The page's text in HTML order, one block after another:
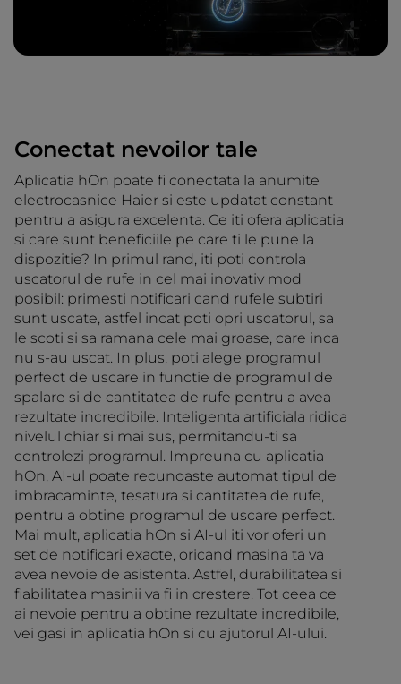
Conectat nevoilor tale
Aplicatia hOn poate fi conectata la anumite
electrocasnice Haier si este updatat constant
pentru a asigura excelenta. Ce iti ofera aplicatia
si care sunt beneficiile pe care ti le pune la
dispozitie? In primul rand, iti poti controla
uscatorul de rufe in cel mai inovativ mod
posibil: primesti notificari cand rufele subtiri
sunt uscate, astfel incat poti opri uscatorul, sa
le scoti si sa ramana cele mai groase, care inca
nu s-au uscat. In plus, poti alege programul
perfect de uscare in functie de programul de
spalare si de cantitatea de rufe pentru a avea
rezultate incredibile. Inteligenta artificiala ridica
nivelul chiar si mai sus, permitandu-ti sa
controlezi programul. Impreuna cu aplicatia
hOn, AI-ul poate recunoaste automat tipul de
imbracaminte, tesatura si cantitatea de rufe,
pentru a obtine programul de uscare perfect.
Mai mult, aplicatia hOn si AI-ul iti vor oferi un
set de notificari exacte, oricand masina ta va
avea nevoie de asistenta. Astfel, durabilitatea si
fiabilitatea masinii va fi in crestere. Tot ceea ce
ai nevoie pentru a obtine rezultate incredibile,
vei gasi in aplicatia hOn si cu ajutorul AI-ului.